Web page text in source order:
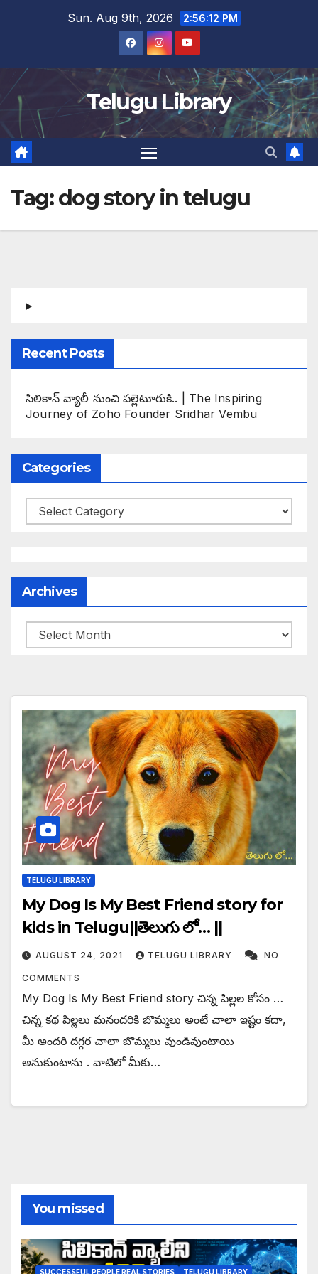
Sun. Aug 9th, 2026 2:56:13 PM
Telugu Library
Tag:dog story in telugu
Recent Posts
సిలికాన్ వ్యాలీ నుంచి పల్లెటూరుకి.. | The Inspiring
Journey of Zoho Founder Sridhar Vembu
Categories
Categories
Archives
Archives
TELUGU LIBRARY
My Dog Is My Best Friend story for
kids in Telugu||తెలుగు లో… ||
AUGUST 24, 2021 TELUGU LIBRARY NO
COMMENTS
My Dog Is My Best Friend story చిన్న పిల్లల కోసం …
చిన్న కథ పిల్లలు మనందరికి బొమ్మలు అంటే చాలా ఇష్టం కదా,
మీ అందరి దగ్గర చాలా బొమ్మలు వుండివుంటాయి
అనుకుంటాను . వాటిలో మీకు…
You missed
SUCCESSFUL PEOPLE REAL STORIES TELUGU LIBRARY